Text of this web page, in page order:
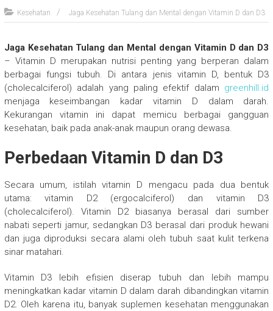
Kesehatan Jaga Kesehatan Tulang dan Mental dengan Vitamin D dan D3
Jaga Kesehatan Tulang dan Mental dengan Vitamin D dan D3
– Vitamin D merupakan nutrisi penting yang berperan dalam
berbagai fungsi tubuh. Di antara jenis vitamin D, bentuk D3
(cholecalciferol) adalah yang paling efektif dalam greenhill.id
menjaga keseimbangan kadar vitamin D dalam darah.
Kekurangan vitamin ini dapat memicu berbagai gangguan
kesehatan, baik pada anak-anak maupun orang dewasa.
Perbedaan Vitamin D dan D3
Secara umum, istilah vitamin D mengacu pada dua bentuk
utama: vitamin D2 (ergocalciferol) dan vitamin D3
(cholecalciferol). Vitamin D2 biasanya berasal dari sumber
nabati seperti jamur, sedangkan D3 berasal dari produk hewani
dan juga diproduksi secara alami oleh tubuh saat kulit terkena
sinar matahari.
Vitamin D3 lebih efisien diserap tubuh dan lebih mampu
meningkatkan kadar vitamin D dalam darah dibandingkan vitamin
D2. Oleh karena itu, banyak suplemen kesehatan menggunakan